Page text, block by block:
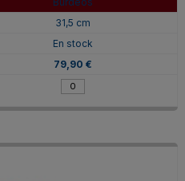
31,5 cm
En stock
79,90 €